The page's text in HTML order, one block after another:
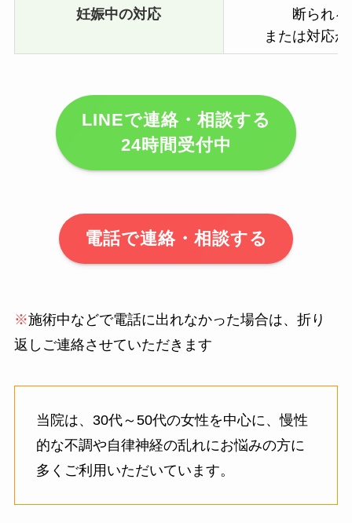
妊娠中の対応
断られ
または対応
LINEで連絡・相談する
24時間受付中
電話で連絡・相談する
※施術中などで電話に出れなかった場合は、折り
返しご連絡させていただきます
当院は、30代～50代の女性を中心に、慢性
的な不調や自律神経の乱れにお悩みの方に
多くご利用いただいています。